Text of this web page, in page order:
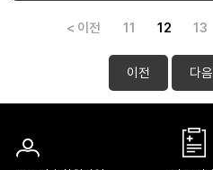
< 이전 11 12 13
이전 다음